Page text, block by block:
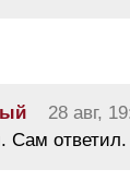
28 авг,
Сам